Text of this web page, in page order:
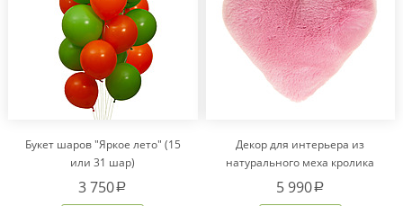
Букет шаров "Яркое лето" (15
или 31 шар)
3 750a
Декор для интерьера из
натурального меха кролика
Рекс "Сердце" IM20601
5 990a